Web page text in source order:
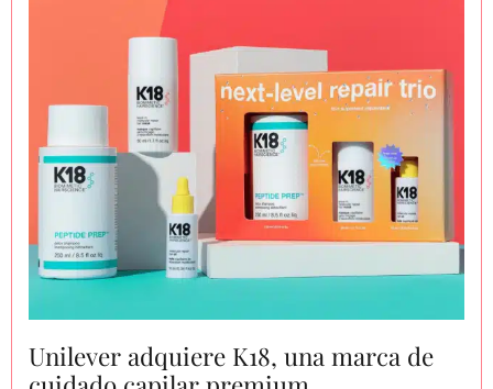
Unilever adquiere K18, una marca de